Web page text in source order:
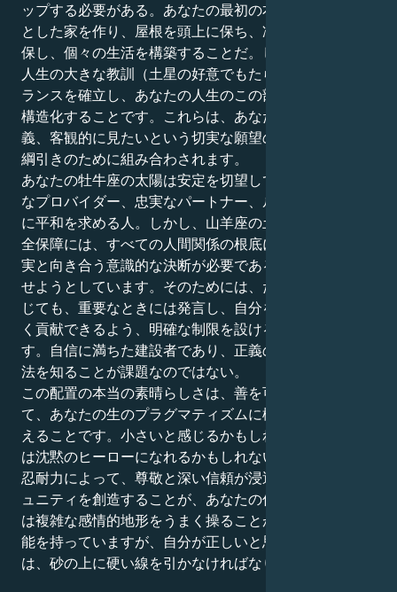
ップする必要がある。あなたの最初の本能は、しっかり
とした家を作り、屋根を頭上に保ち、冷蔵庫に食料を確
保し、個々の生活を構築することだ。しかし、あなたの
人生の大きな教訓（土星の好意でもたらされた）は、バ
ランスを確立し、あなたの人生のこの部分に魂の変容を
構造化することです。これらは、あなたの感性、現実主
義、客観的に見たいという切実な願望の間で、興味深い
綱引きのために組み合わされます。
あなたの牡牛座の太陽は安定を切望しています - 伝統的
なプロバイダー、忠実なパートナー、ルーチンと同一性
に平和を求める人。しかし、山羊座の土星は、本物の安
全保障には、すべての人間関係の根底に横たわる暗い真
実と向き合う意識的な決断が必要であることを思い出さ
せようとしています。そのためには、たとえ気まずく感
じても、重要なときには発言し、自分を消耗することな
く貢献できるよう、明確な制限を設けることが必要で
す。自信に満ちた建設者であり、正義の擁護者である方
法を知ることが課題なのではない。
この配置の本当の素晴らしさは、善を可能にする力とし
て、あなたの生のプラグマティズムに構造と可視性を加
えることです。小さいと感じるかもしれないが、あなた
は沈黙のヒーローになれるかもしれない。あなたの深い
忍耐力によって、尊敬と深い信頼が浸透した関係やコミ
ュニティを創造することが、あなたの仕事です。あなた
は複雑な感情的地形をうまく操ることができる特別な才
能を持っていますが、自分が正しいと思うことについて
は、砂の上に硬い線を引かなければなりません。